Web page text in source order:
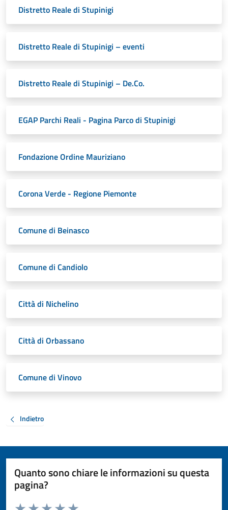
Distretto Reale di Stupinigi
Distretto Reale di Stupinigi – eventi
Distretto Reale di Stupinigi – De.Co.
EGAP Parchi Reali - Pagina Parco di Stupinigi
Fondazione Ordine Mauriziano
Corona Verde - Regione Piemonte
Comune di Beinasco
Comune di Candiolo
Città di Nichelino
Città di Orbassano
Comune di Vinovo
Indietro
Quanto sono chiare le informazioni su questa
pagina?
Valuta da 1 a 5 stelle la pagina